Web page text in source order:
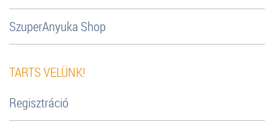
SzuperAnyuka Shop
TARTS VELÜNK!
Regisztráció